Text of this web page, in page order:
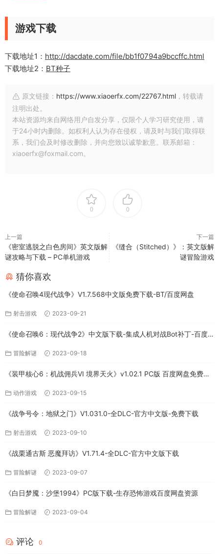
游戏下载
下载地址1： http://dacdate.com/file/bb1f0794a9bccffc.html
下载地址2： BT种子
原文链接： https://www.xiaoerfx.com/22767.html ，转载请
注明出处。
本站资源均来自网络用户自发分享，仅限个人学习研究使用，请
于24小时内删除。如权利人认为存在侵权，请及时与我们取得联
系，我们会及时修改删除，并向您致以诚挚歉意。联系邮箱：
xiaoerfx@foxmail.com。
0 0
上一篇
《密室逃脱之白色房间》英文版解
谜攻略与下载 – PC单机游戏
下一篇
《缝合（Stitched）》：英文版解
谜冒险游戏
猜你喜欢
《使命召唤4现代战争》V1.7.568中文版免费下载-BT/百度网盘
射击游戏 2023-09-21
《使命召唤6：现代战争2》中文版下载-集成人机对战Bot补丁-百度
冒险解谜 2023-09-18
《装甲核心6：机战佣兵VI 境界天火》v1.02.1 PC版 百度网盘免费下
动作游戏 2023-09-15
《战争号令：地狱之门》V1.031.0-全DLC-官方中文版-免费下载
射击游戏 2023-09-10
《战栗通古斯 恶魔拜访》V1.71.4-全DLC-官方中文版下载
冒险解谜 2023-09-07
《白日梦魇：沙堡1994》PC版下载-生存恐怖游戏百度网盘资源
冒险解谜 2023-09-04
评论 0